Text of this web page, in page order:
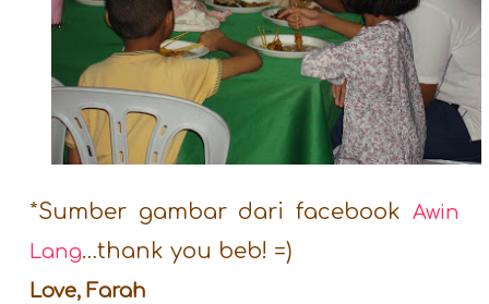
*Sumber gambar dari facebookAwin
Lang…thank you beb! =)
Love, Farah